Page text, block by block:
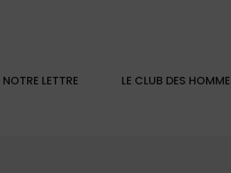
NOTRE LETTRE LE CLUB DES